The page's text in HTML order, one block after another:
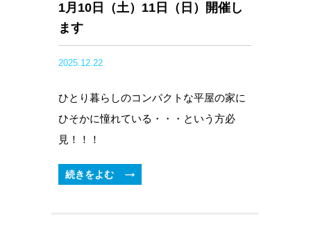
1月10日（土）11日（日）開催し
ます
2025.12.22
ひとり暮らしのコンパクトな平屋の家に
ひそかに憧れている・・・という方必
見！！！
続きをよむ